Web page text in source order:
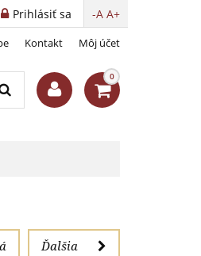
-A A+
Prihlásiť sa
Kontakt Môj účet
0
Ďalšia